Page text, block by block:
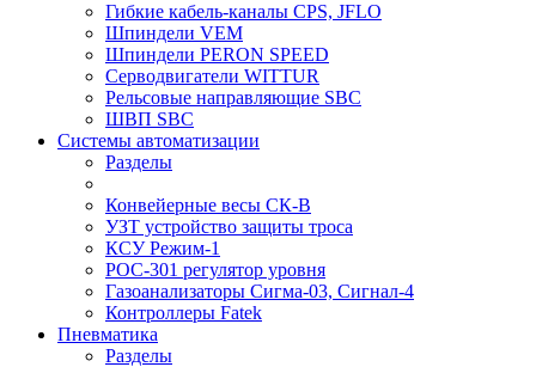
Гибкие кабель-каналы CPS, JFLO
Шпиндели VEM
Шпиндели PERON SPEED
Серводвигатели WITTUR
Рельсовые направляющие SBC
ШВП SBC
Системы автоматизации
Разделы
Конвейерные весы СК-В
УЗТ устройство защиты троса
КСУ Режим-1
РОС-301 регулятор уровня
Газоанализаторы Сигма-03, Сигнал-4
Контроллеры Fatek
Пневматика
Разделы